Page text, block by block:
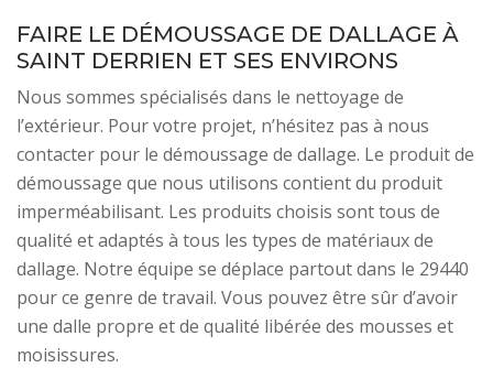
FAIRE LE DÉMOUSSAGE DE DALLAGE À
SAINT DERRIEN ET SES ENVIRONS
Nous sommes spécialisés dans le nettoyage de
l’extérieur. Pour votre projet, n’hésitez pas à nous
contacter pour le démoussage de dallage. Le produit de
démoussage que nous utilisons contient du produit
imperméabilisant. Les produits choisis sont tous de
qualité et adaptés à tous les types de matériaux de
dallage. Notre équipe se déplace partout dans le 29440
pour ce genre de travail. Vous pouvez être sûr d’avoir
une dalle propre et de qualité libérée des mousses et
moisissures.